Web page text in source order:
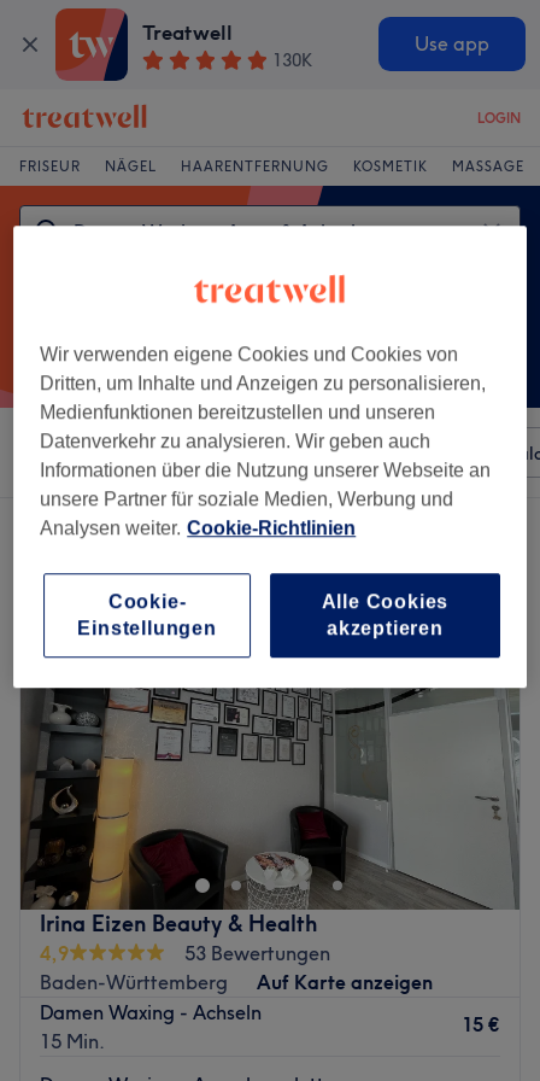
Treatwell
130K
Use app
LOGIN
FRISEUR NÄGEL HAARENTFERNUNG KOSMETIK MASSAGE
Sortieren nach Beliebiger Preis Besonderheiten
Ein Salon, der anbietet:
Irina Eizen Beauty & Health
4,9
53 Bewertungen
Baden-Württemberg
Auf Karte anzeigen
Damen Waxing - Achseln
15 Min.
15 €
Wir verwenden eigene Cookies und Cookies von
Dritten, um Inhalte und Anzeigen zu personalisieren,
Medienfunktionen bereitzustellen und unseren
Datenverkehr zu analysieren. Wir geben auch
Informationen über die Nutzung unserer Webseite an
unsere Partner für soziale Medien, Werbung und
Analysen weiter. Cookie-Richtlinien
Cookie-
Einstellungen
Alle Cookies
akzeptieren